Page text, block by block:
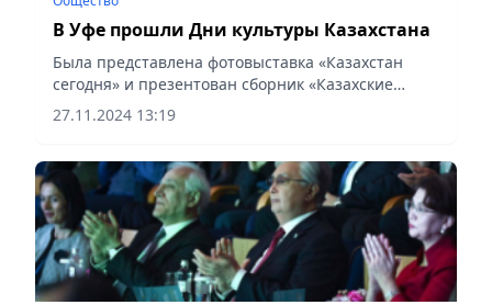
В Уфе прошли Дни культуры Казахстана
Была представлена фотовыставка «Казахстан
сегодня» и презентован сборник «Казахские
народные сказки» на башкирском языке,
сообщает Vecher.kz.
27.11.2024 13:19